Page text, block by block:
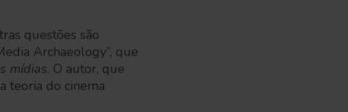
questões são
Archaeology”, que
mídias. O autor, que
teoria do cinema